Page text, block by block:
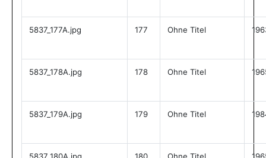
5837_177A.jpg 177 Ohne Titel
5837_178A.jpg 178 Ohne Titel
5837_179A.jpg 179 Ohne Titel